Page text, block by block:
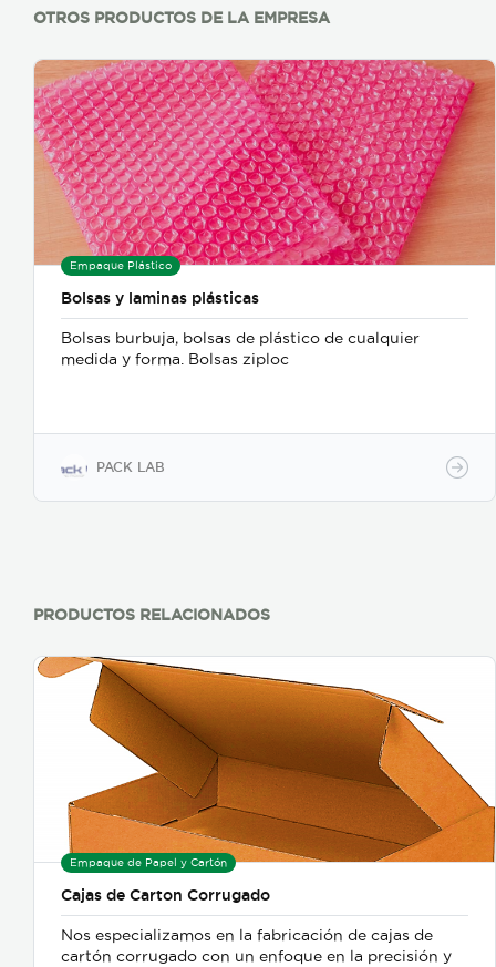
OTROS PRODUCTOS DE LA EMPRESA
Empaque Plástico
Bolsas y laminas plásticas
Bolsas burbuja, bolsas de plástico de cualquier
medida y forma. Bolsas ziploc
PACK LAB
PRODUCTOS RELACIONADOS
Empaque de Papel y Cartón
Cajas de Carton Corrugado
Nos especializamos en la fabricación de cajas de
cartón corrugado con un enfoque en la precisión y